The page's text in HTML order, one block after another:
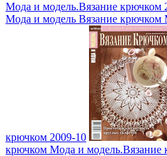
Мода и модель.Вязание крючком
Мода и модель Вязание крючком
крючком 2009-10
крючком Мода и модель.Вязание